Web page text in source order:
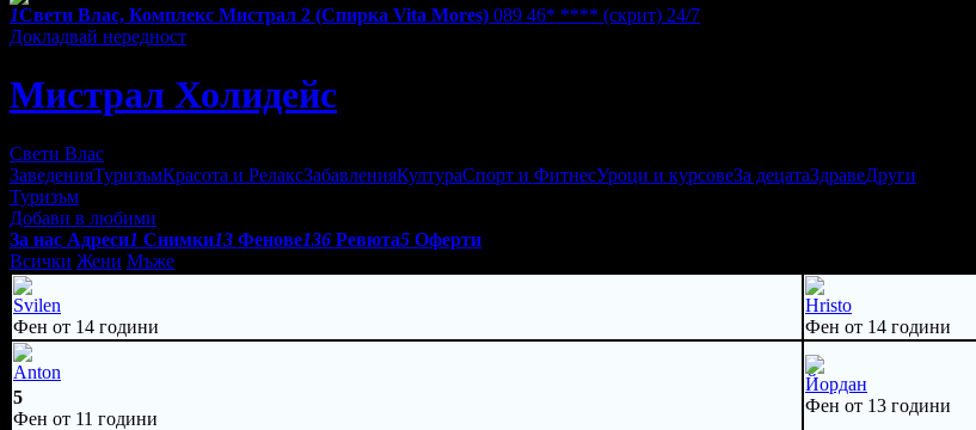
1Свети Влас, Комплекс Мистрал 2 (Спирка Vita Mores) 089 46* **** (скрит) 24/7
Докладвай нередност
Мистрал Холидейс
Свети Влас
ЗаведенияТуризъмКрасота и РелаксЗабавленияКултураСпорт и ФитнесУроци и курсовеЗа децатаЗдравеДруги
Туризъм
Добави в любими
За нас Адреси1 Снимки13 Фенове136 Ревюта5 Оферти
Всички Жени Мъже
Svilen
Фен от 14 години
Hristo
Фен от 14 години
Anton
5
Фен от 11 години
Йордан
Фен от 13 години